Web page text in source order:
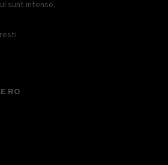
sunt intense.